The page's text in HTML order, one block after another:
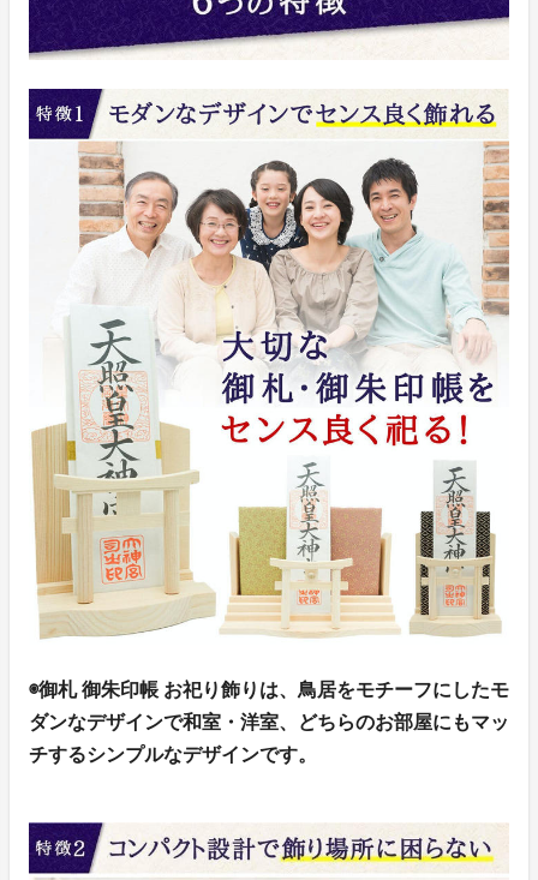
◉御札 御朱印帳 お祀り飾りは、鳥居をモチーフにしたモ
ダンなデザインで和室・洋室、どちらのお部屋にもマッ
チするシンプルなデザインです。